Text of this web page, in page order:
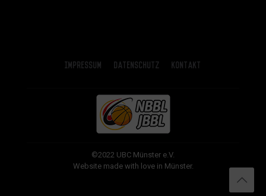
Impressum Datenschutz Kontakt
©2022 UBC Münster e.V.
Website made with love in Münster.